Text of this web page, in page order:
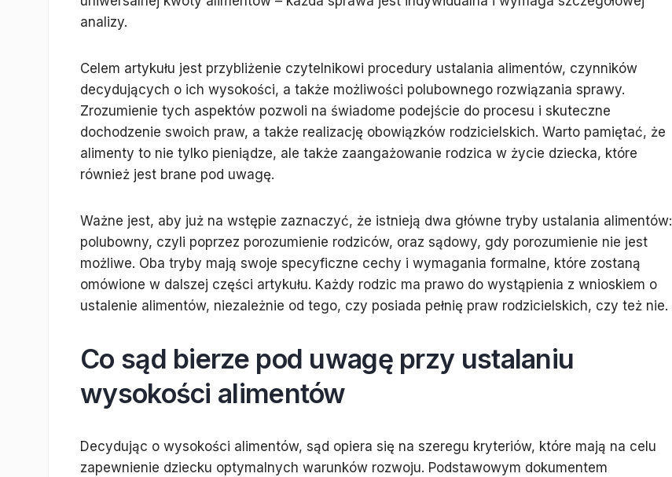
analizy.
Celem artykułu jest przybliżenie czytelnikowi procedury ustalania alimentów, czynników
decydujących o ich wysokości, a także możliwości polubownego rozwiązania sprawy.
Zrozumienie tych aspektów pozwoli na świadome podejście do procesu i skuteczne
dochodzenie swoich praw, a także realizację obowiązków rodzicielskich. Warto pamiętać, że
alimenty to nie tylko pieniądze, ale także zaangażowanie rodzica w życie dziecka, które
również jest brane pod uwagę.
Ważne jest, aby już na wstępie zaznaczyć, że istnieją dwa główne tryby ustalania alimentów:
polubowny, czyli poprzez porozumienie rodziców, oraz sądowy, gdy porozumienie nie jest
możliwe. Oba tryby mają swoje specyficzne cechy i wymagania formalne, które zostaną
omówione w dalszej części artykułu. Każdy rodzic ma prawo do wystąpienia z wnioskiem o
ustalenie alimentów, niezależnie od tego, czy posiada pełnię praw rodzicielskich, czy też nie.
Co sąd bierze pod uwagę przy ustalaniu
wysokości alimentów
Decydując o wysokości alimentów, sąd opiera się na szeregu kryteriów, które mają na celu
zapewnienie dziecku optymalnych warunków rozwoju. Podstawowym dokumentem